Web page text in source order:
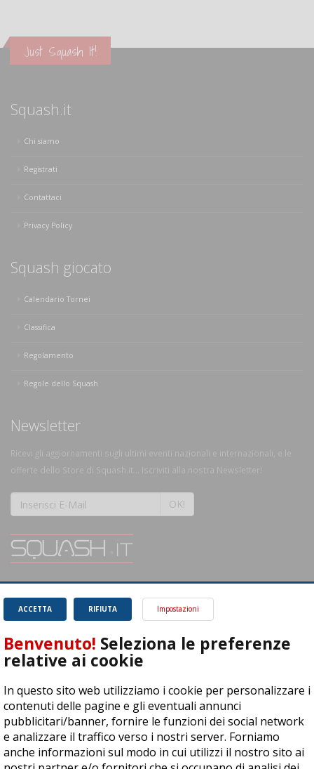
Just Squash It!
Squash.it
Chi siamo
Registrati
Contattaci
Privacy Policy
Squash giocato
Calendario Tornei
Classifica
Regolamento
Regole dello Squash
Newsletter
Ricevi gli aggiornamenti sugli ultimi eventi nazionali e internazionali, e le
offerte dello Store di Squash.it... Iscriviti alla nostra Newsletter!
OK!
magnifico sport.
Leggi
RIFIUTA
ACCETTA Impostazioni
Benvenuto! Seleziona le preferenze
relative ai cookie
In questo sito web utilizziamo i cookie per personalizzare i
contenuti delle pagine e gli eventuali annunci
pubblicitari/banner, fornire le funzioni dei social network
e analizzare il traffico verso i nostri server. Forniamo
anche informazioni sul modo in cui utilizzi il nostro sito ai
ASD Let's Sport - Via T. Olivelli 3, 25014 Castenedolo (BS) - P. Iva:
04278030988
© Copyright 2015 | All Rights Reserved - Powered byDynDevice
Privacy Policy Cookie Policy Accessibilità Sitemap